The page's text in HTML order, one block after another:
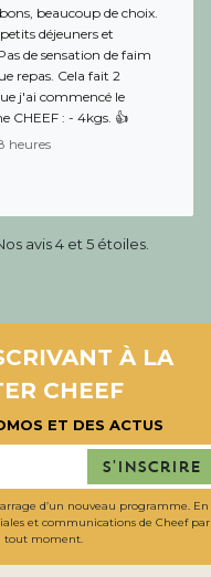
beaucoup de choix.
déjeuners et
de sensation de faim
repas. Cela fait 2
j'ai commencé le
CHEEF : - 4kgs. 👍
heures
avis 4 et 5 étoiles.
À LA
CHEEF
ET DES ACTUS
S'inscrire
d’un nouveau programme. En
et communications de Cheef par
tout moment.